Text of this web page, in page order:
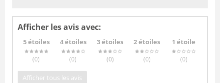
Afficher les avis avec:
5 étoiles
(0)
4 étoiles
(0)
3 étoiles
(0)
2 étoiles
(0)
1 étoile
(0)
Afficher tous les avis